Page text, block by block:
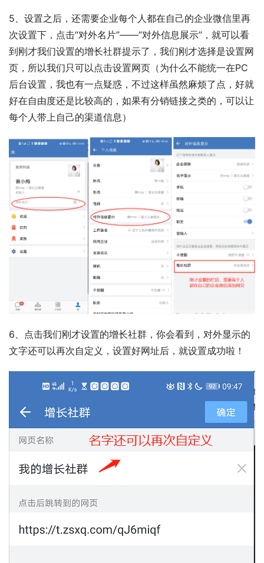
5、设置之后，还需要企业每个人都在自己的企业微信里再
次设置下，点击“对外名片”——“对外信息展示”，就可以看
到刚才我们设置的增长社群提示了，我们刚才选择是设置网
页，所以我们只可以点击设置网页（为什么不能统一在PC
后台设置，我也有一点疑惑，不过这样虽然麻烦了点，好就
好在自由度还是比较高的，如果有分销链接之类的，可以让
每个人带上自己的渠道信息）
6、点击我们刚才设置的增长社群，你会看到，对外显示的
文字还可以再次自定义，设置好网址后，就设置成功啦！